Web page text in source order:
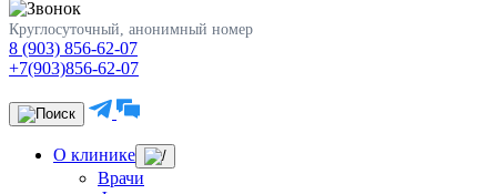
Круглосуточный, анонимный номер
8 (903) 856-62-07
+7(903)856-62-07
О клинике
Врачи